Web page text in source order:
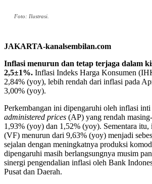
Foto: Ilustrasi.
JAKARTA-kanalsembilan.com
Inflasi menurun dan tetap terjaga dalam
2,5±1%. Inflasi Indeks Harga Konsumen
2,84% (yoy), lebih rendah dari inflasi pada
3,00% (yoy).
Perkembangan ini dipengaruhi oleh inflasi
administered prices (AP) yang rendah
1,93% (yoy) dan 1,52% (yoy). Sementara itu,
(VF) menurun dari 9,63% (yoy) menjadi
sejalan dengan meningkatnya produksi
dipengaruhi masih berlangsungnya musim
sinergi pengendalian inflasi oleh Bank
Pusat dan Daerah.